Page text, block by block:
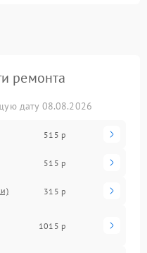
ремонта
дату 08.08.2026
515 р
515 р
315 р
1015 р